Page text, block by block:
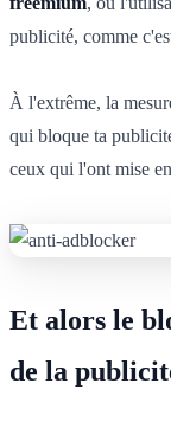
publicité, comme
À l'extrême, la
qui bloque ta
ceux qui l'ont mise
Et alors le
de la